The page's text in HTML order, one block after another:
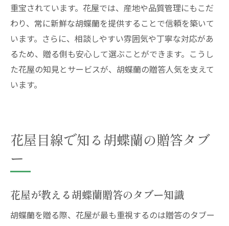
重宝されています。花屋では、産地や品質管理にもこだ
わり、常に新鮮な胡蝶蘭を提供することで信頼を築いて
います。さらに、相談しやすい雰囲気や丁寧な対応があ
るため、贈る側も安心して選ぶことができます。こうし
た花屋の知見とサービスが、胡蝶蘭の贈答人気を支えて
います。
花屋目線で知る胡蝶蘭の贈答タブ
ー
花屋が教える胡蝶蘭贈答のタブー知識
胡蝶蘭を贈る際、花屋が最も重視するのは贈答のタブー